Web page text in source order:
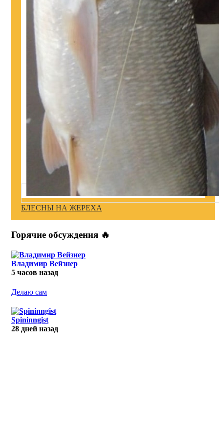
БЛЕСНЫ НА ЖЕРЕХА
Горячие обсуждения 🔥
Владимир Вейзнер
5 часов назад
Делаю сам
Spininngist
28 дней назад